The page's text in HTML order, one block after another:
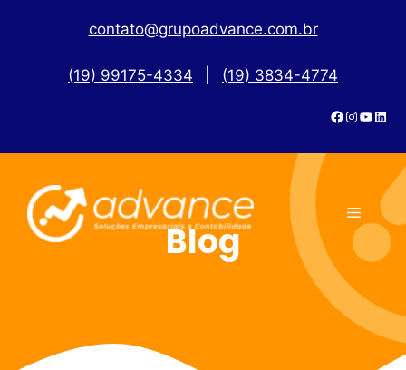
contato@grupoadvance.com.br
(19) 99175-4334 (19) 3834-4774
Blog